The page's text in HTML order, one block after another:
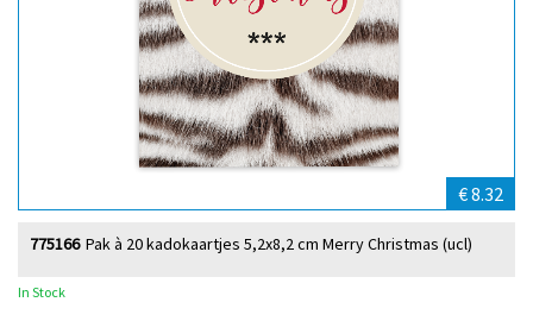
€ 8.32
Pak à 20 kadokaartjes 5,2x8,2 cm Merry Christmas (ucl)
775166
In Stock